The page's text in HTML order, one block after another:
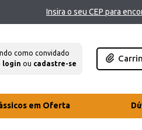
Insira o seu CEP para
como convidado
login ou cadastre-se
em Oferta